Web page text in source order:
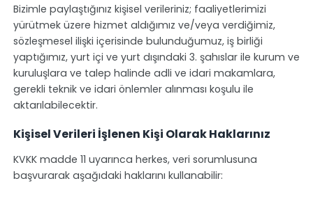
Bizimle paylaştığınız kişisel verileriniz; faaliyetlerimizi
yürütmek üzere hizmet aldığımız ve/veya verdiğimiz,
sözleşmesel ilişki içerisinde bulunduğumuz, iş birliği
yaptığımız, yurt içi ve yurt dışındaki 3. şahıslar ile kurum ve
kuruluşlara ve talep halinde adli ve idari makamlara,
gerekli teknik ve idari önlemler alınması koşulu ile
aktarılabilecektir.
Kişisel Verileri İşlenen Kişi Olarak Haklarınız
KVKK madde 11 uyarınca herkes, veri sorumlusuna
başvurarak aşağıdaki haklarını kullanabilir: